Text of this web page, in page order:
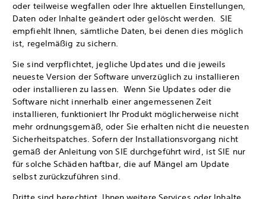
oder teilweise wegfallen oder Ihre aktuellen Einstellungen,
Daten oder Inhalte geändert oder gelöscht werden. SIE
empfiehlt Ihnen, sämtliche Daten, bei denen dies möglich
ist, regelmäßig zu sichern.
Sie sind verpflichtet, jegliche Updates und die jeweils
neueste Version der Software unverzüglich zu installieren
oder installieren zu lassen. Wenn Sie Updates oder die
Software nicht innerhalb einer angemessenen Zeit
installieren, funktioniert Ihr Produkt möglicherweise nicht
mehr ordnungsgemäß, oder Sie erhalten nicht die neuesten
Sicherheitspatches. Sofern der Installationsvorgang nicht
gemäß der Anleitung von SIE durchgeführt wird, ist SIE nur
für solche Schäden haftbar, die auf Mängel am Update
selbst zurückzuführen sind.